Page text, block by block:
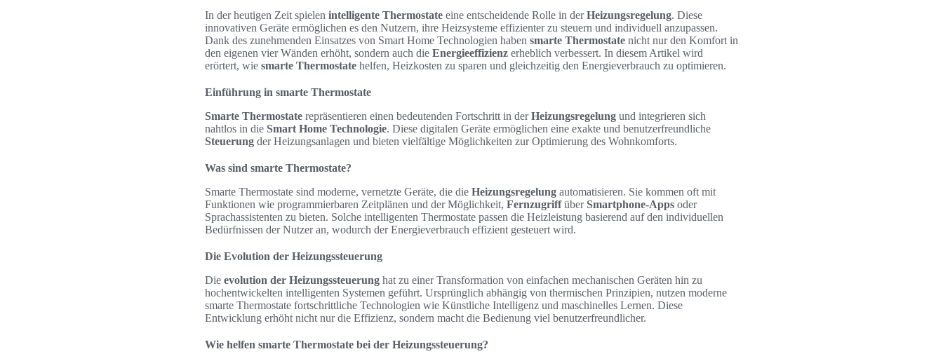
In der heutigen Zeit spielen intelligente Thermostate eine entscheidende Rolle in derHeizungsregelung. Diese
innovativen Geräte ermöglichen es den Nutzern, ihre Heizsysteme effizienter zu steuern und individuell anzupassen.
Dank des zunehmenden Einsatzes von Smart Home Technologien haben smarte Thermostate nicht nur den Komfort in
den eigenen vier Wänden erhöht, sondern auch die Energieeffizienz erheblich verbessert. In diesem Artikel wird
erörtert, wie smarte Thermostate helfen, Heizkosten zu sparen und gleichzeitig den Energieverbrauch zu optimieren.
Einführung in smarte Thermostate
Smarte Thermostate repräsentieren einen bedeutenden Fortschritt in derHeizungsregelung und integrieren sich
nahtlos in die Smart Home Technologie. Diese digitalen Geräte ermöglichen eine exakte und benutzerfreundliche
Steuerung der Heizungsanlagen und bieten vielfältige Möglichkeiten zur Optimierung des Wohnkomforts.
Was sind smarte Thermostate?
Smarte Thermostate sind moderne, vernetzte Geräte, die die Heizungsregelung automatisieren. Sie kommen oft mit
Funktionen wie programmierbaren Zeitplänen und der Möglichkeit, FernzugriffüberSmartphone-Apps oder
Sprachassistenten zu bieten. Solche intelligenten Thermostate passen die Heizleistung basierend auf den individuellen
Bedürfnissen der Nutzer an, wodurch der Energieverbrauch effizient gesteuert wird.
Die Evolution der Heizungssteuerung
Die evolution der Heizungssteuerung hat zu einer Transformation von einfachen mechanischen Geräten hin zu
hochentwickelten intelligenten Systemen geführt. Ursprünglich abhängig von thermischen Prinzipien, nutzen moderne
smarte Thermostate fortschrittliche Technologien wie Künstliche Intelligenz und maschinelles Lernen. Diese
Entwicklung erhöht nicht nur die Effizienz, sondern macht die Bedienung viel benutzerfreundlicher.
Wie helfen smarte Thermostate bei der Heizungssteuerung?